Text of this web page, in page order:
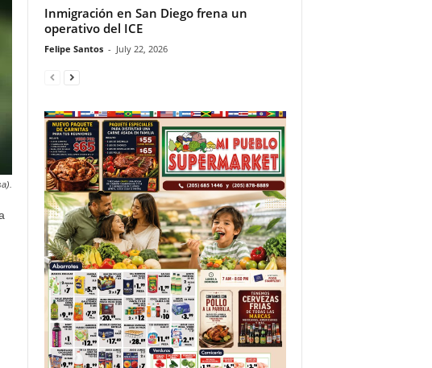
Inmigración en San Diego frena un
operativo del ICE
Felipe Santos - July 22, 2026